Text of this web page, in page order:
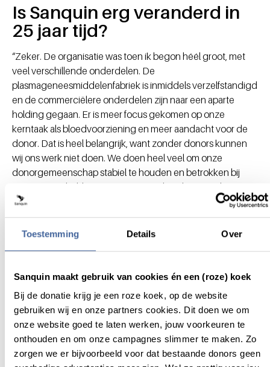
Toestemming Details Over
Sanquin maakt gebruik van cookies én een (roze) koek
Bij de donatie krijg je een roze koek, op de website
gebruiken wij en onze partners cookies. Dit doen we om
onze website goed te laten werken, jouw voorkeuren te
onthouden en om onze campagnes slimmer te maken. Zo
zorgen we er bijvoorbeeld voor dat bestaande donors geen
Is Sanquin erg veranderd in
25 jaar tijd?
“Zeker. De organisatie was toen ik begon héél groot, met
veel verschillende onderdelen. De
plasmageneesmiddelenfabriek is inmiddels verzelfstandigd
en de commerciëlere onderdelen zijn naar een aparte
holding gegaan. Er is meer focus gekomen op onze
kerntaak als bloedvoorziening en meer aandacht voor de
donor. Dat is heel belangrijk, want zonder donors kunnen
wij ons werk niet doen. We doen heel veel om onze
donorgemeenschap stabiel te houden en betrokken bij
Sanquin. We hebben net een grote digitaliseringsslag
achter de rug, waarbij onder meer de papieren oproepkaart
is afgeschaft en donors online heel veel zaken kunnen
regelen in MijnSanquin. En op de afdeling Bewerking
geweldig.”
Het aantal bloedbanklocaties
is wel behoorlijk afgenomen
de afgelopen jaren, waarom?
“Dat is een lastige afweging geweest voor ons. Je wilt